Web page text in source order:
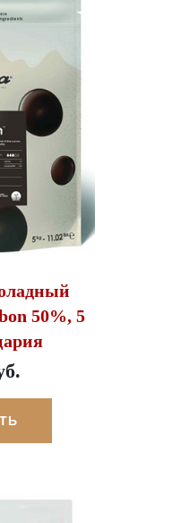
50%, 5